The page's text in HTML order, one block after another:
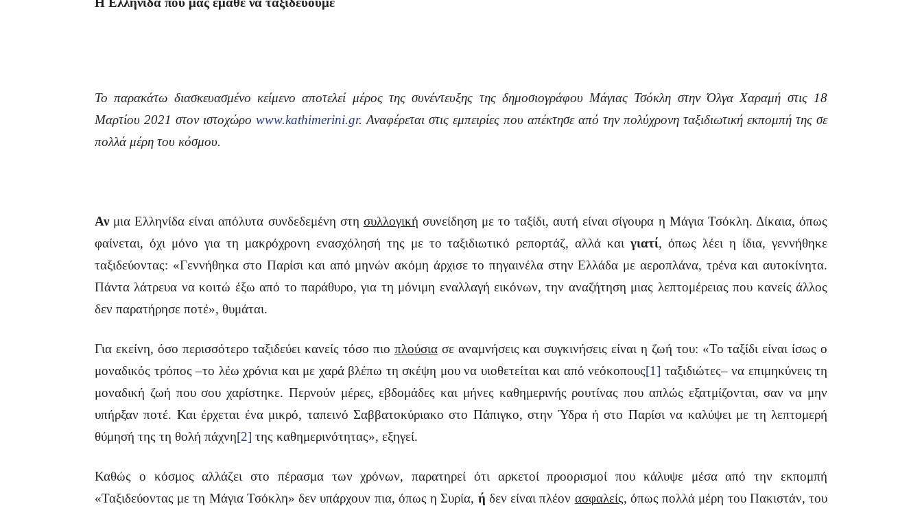
Το παρακάτω διασκευασμένο κείμενο αποτελεί μέρος της συνέντευξης της δημοσιογράφου Μάγιας Τσόκλη στην Όλγα Χαραμή στις 18
Μαρτίου 2021 στον ιστοχώρο www.kathimerini.gr. Αναφέρεται στις εμπειρίες που απέκτησε από την πολύχρονη ταξιδιωτική εκπομπή της σε
πολλά μέρη του κόσμου.
Ανμια Eλληνίδα είναι απόλυτα συνδεδεμένη στη συλλογική συνείδηση με το ταξίδι, αυτή είναι σίγουρα η Μάγια Τσόκλη. Δίκαια, όπως
φαίνεται, όχι μόνο για τη μακρόχρονη ενασχόλησή της με το ταξιδιωτικό ρεπορτάζ, αλλά καιγιατί, όπως λέει η ίδια, γεννήθηκε
ταξιδεύοντας: «Γεννήθηκα στο Παρίσι και από μηνών ακόμη άρχισε το πηγαινέλα στην Ελλάδα με αεροπλάνα, τρένα και αυτοκίνητα.
Πάντα λάτρευα να κοιτώ έξω από το παράθυρο, για τη μόνιμη εναλλαγή εικόνων, την αναζήτηση μιας λεπτομέρειας που κανείς άλλος
δεν παρατήρησε ποτέ», θυμάται.
Για εκείνη, όσο περισσότερο ταξιδεύει κανείς τόσο πιο πλούσιασε αναμνήσεις και συγκινήσεις είναι η ζωή του: «Το ταξίδι είναι ίσως ο
μοναδικός τρόπος –το λέω χρόνια και με χαρά βλέπω τη σκέψη μου να υιοθετείται και από νεόκοπους[1] ταξιδιώτες– να επιμηκύνεις τη
μοναδική ζωή που σου χαρίστηκε. Περνούν μέρες, εβδομάδες και μήνες καθημερινής ρουτίνας που απλώς εξατμίζονται, σαν να μην
υπήρξαν ποτέ. Και έρχεται ένα μικρό, ταπεινό Σαββατοκύριακο στο Πάπιγκο, στην Ύδρα ή στο Παρίσι να καλύψει με τη λεπτομερή
θύμησή της τη θολή πάχνη[2] της καθημερινότητας», εξηγεί.
Καθώς ο κόσμος αλλάζει στο πέρασμα των χρόνων, παρατηρεί ότι αρκετοί προορισμοί που κάλυψε μέσα από την εκπομπή
«Ταξιδεύοντας με τη Μάγια Τσόκλη» δεν υπάρχουν πια, όπως η Συρία, ή δεν είναι πλέον ασφαλείς, όπως πολλά μέρη του Πακιστάν, του